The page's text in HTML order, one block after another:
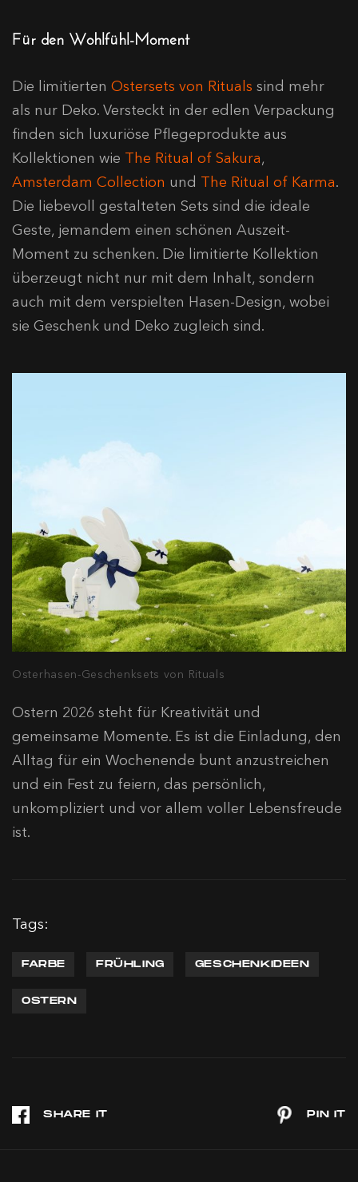
Für den Wohlfühl-Moment
Die limitierten Ostersets von Rituals sind mehr
als nur Deko. Versteckt in der edlen Verpackung
finden sich luxuriöse Pflegeprodukte aus
Kollektionen wie The Ritual of Sakura,
Amsterdam Collection und The Ritual of Karma.
Die liebevoll gestalteten Sets sind die ideale
Geste, jemandem einen schönen Auszeit-
Moment zu schenken. Die limitierte Kollektion
überzeugt nicht nur mit dem Inhalt, sondern
auch mit dem verspielten Hasen-Design, wobei
sie Geschenk und Deko zugleich sind.
Osterhasen-Geschenksets von Rituals
Ostern 2026 steht für Kreativität und
gemeinsame Momente. Es ist die Einladung, den
Alltag für ein Wochenende bunt anzustreichen
und ein Fest zu feiern, das persönlich,
unkompliziert und vor allem voller Lebensfreude
ist.
Tags:
FARBE FRÜHLING GESCHENKIDEEN
OSTERN